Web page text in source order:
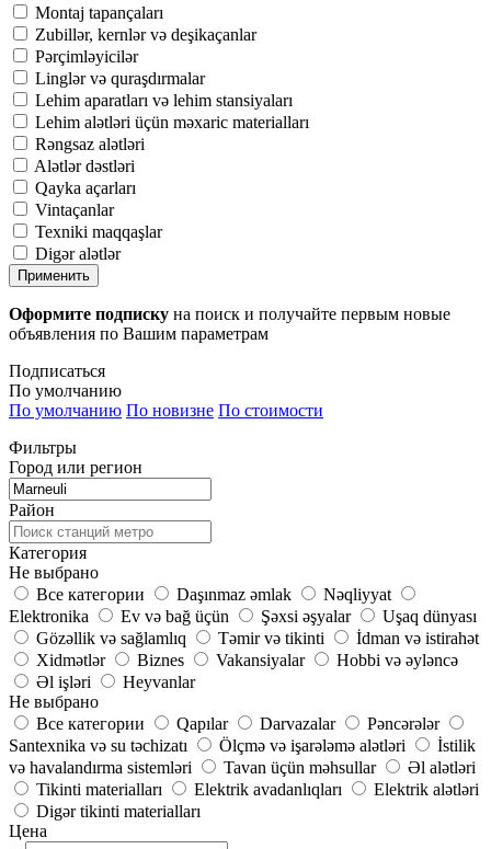
Montaj tapançaları
Zubillər, kernlər və deşikaçanlar
Pərçimləyicilər
Linglər və quraşdırmalar
Lehim aparatları və lehim stansiyaları
Lehim alətləri üçün məxaric materialları
Rəngsaz alətləri
Alətlər dəstləri
Qayka açarları
Vintaçanlar
Texniki maqqaşlar
Digər alətlər
Применить
Оформите подписку на поиск и получайте первым новые
объявления по Вашим параметрам
Подписаться
По умолчанию
По умолчанию По новизне По стоимости
Фильтры
Город или регион
Район
Категория
Не выбрано
Все категории
Daşınmaz əmlak
Nəqliyyat
Elektronika
Ev və bağ üçün Şəxsi əşyalar
Uşaq dünyası
Gözəllik və sağlamlıq
Təmir və tikinti
İdman və istirahət
Xidmətlər
Biznes Vakansiyalar
Hobbi və əyləncə
Əl işləri
Heyvanlar
Не выбрано
Все категории
Qapılar Darvazalar
Pəncərələr
Santexnika və su təchizatı
Ölçmə və işarələmə alətləri
İstilik
və havalandırma sistemləri
Tavan üçün məhsullar
Əl alətləri
Tikinti materialları
Elektrik avadanlıqları
Elektrik alətləri
Digər tikinti materialları
Цена